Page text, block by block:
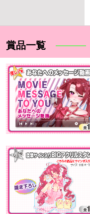
賞品一覧